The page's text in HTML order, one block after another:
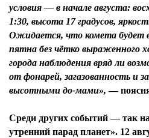
условия — в начале августа:
1:30, высота 17 градусов,
Ожидается, что комета будет
пятна без чётко выраженного
города наблюдения вряд ли
от фонарей, загазованность и
высотными до-мами»,—
Среди других событий — так
утренний парад планет». 12